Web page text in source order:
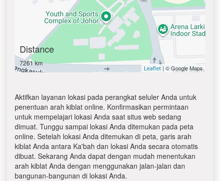
Distance
7261 km
Leaflet | © Google Maps
Aktifkan layanan lokasi pada perangkat seluler Anda untuk
penentuan arah kiblat online. Konfirmasikan permintaan
untuk mempelajari lokasi Anda saat situs web sedang
dimuat. Tunggu sampai lokasi Anda ditemukan pada peta
online. Setelah lokasi Anda ditemukan di peta, garis arah
kiblat Anda antara Ka'bah dan lokasi Anda secara otomatis
dibuat. Sekarang Anda dapat dengan mudah menentukan
arah kiblat Anda dengan menggunakan jalan-jalan dan
bangunan-bangunan di lokasi Anda.